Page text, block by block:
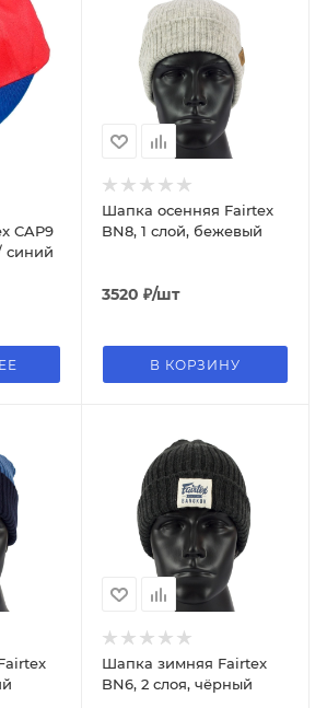
CAP9
синий
Шапка осенняя Fairtex
BN8, 1 слой, бежевый
3520 ₽/шт
В КОРЗИНУ
Шапка зимняя Fairtex
BN6, 2 слоя, чёрный